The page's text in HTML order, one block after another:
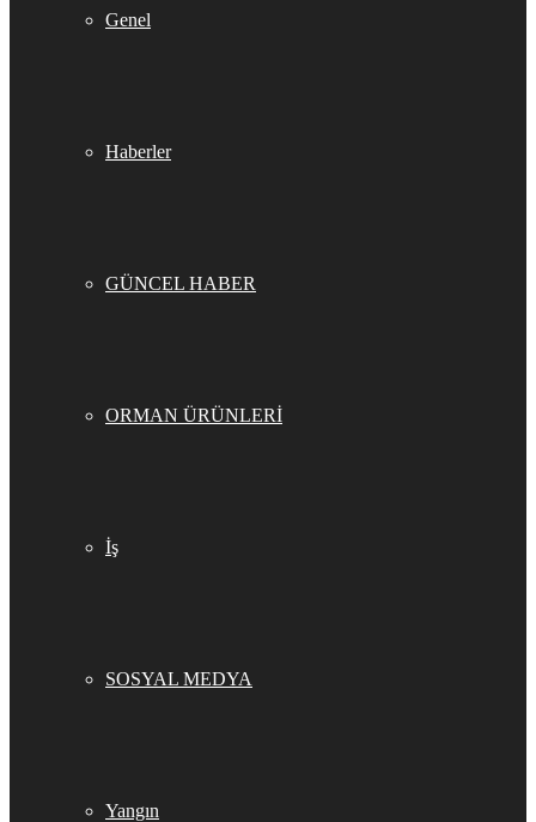
Genel
Haberler
GÜNCEL HABER
ORMAN ÜRÜNLERİ
İş
SOSYAL MEDYA
Yangın